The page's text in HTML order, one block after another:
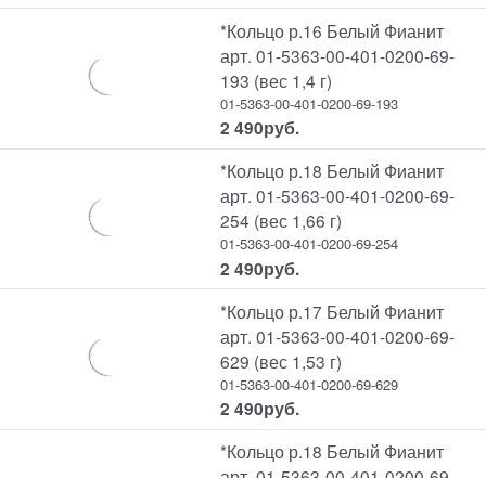
*Кольцо р.16 Белый Фианит
арт. 01-5363-00-401-0200-69-
193 (вес 1,4 г)
01-5363-00-401-0200-69-193
2 490руб.
*Кольцо р.18 Белый Фианит
арт. 01-5363-00-401-0200-69-
254 (вес 1,66 г)
01-5363-00-401-0200-69-254
2 490руб.
*Кольцо р.17 Белый Фианит
арт. 01-5363-00-401-0200-69-
629 (вес 1,53 г)
01-5363-00-401-0200-69-629
2 490руб.
*Кольцо р.18 Белый Фианит